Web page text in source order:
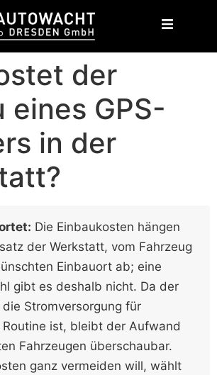
der
eines GPS-
in der
Die Einbaukosten hängen
der Werkstatt, vom Fahrzeug
Einbauort ab; eine
gibt es deshalb nicht. Da der
Stromversorgung für
ist, bleibt der Aufwand
Fahrzeugen überschaubar.
ganz vermeiden will, wählt